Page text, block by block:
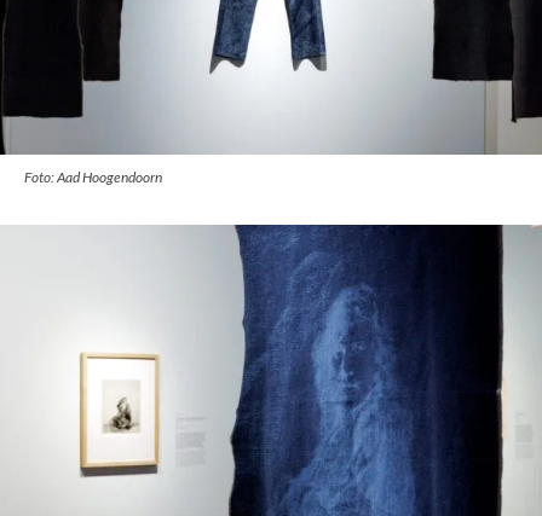
Foto: Aad Hoogendoorn